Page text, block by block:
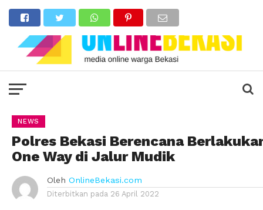
NEWS
Polres Bekasi Berencana
One Way di Jalur Mudik
Oleh OnlineBekasi.com
Diterbitkan pada 26 April 2022